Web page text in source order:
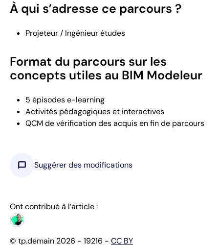
À qui s’adresse ce parcours ?
Projeteur / Ingénieur études
Format du parcours sur les
concepts utiles au BIM Modeleur
5 épisodes e-learning
Activités pédagogiques et interactives
QCM de vérification des acquis en fin de parcours
chat_bubble Suggérer des modifications
Ont contribué à l’article :
© tp.demain 2026 - 19216 - CC BY